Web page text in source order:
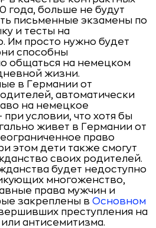
года, больше не будут
письменные экзамены по
и тесты на
Им просто нужно будет
способны
общаться на немецком
жизни.
в Германии от
автоматически
на немецкое
условии, что хотя бы
живет в Германии от
право
этом дети также смогут
своих родителей.
будет недоступно
многоженство,
права мужчин и
закреплены в Основном
преступления на
антисемитизма.